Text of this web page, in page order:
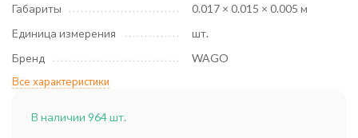
Габариты
0.017 × 0.015 × 0.005 м
Единица измерения
шт.
Бренд
WAGO
Все характеристики
В наличии 964 шт.